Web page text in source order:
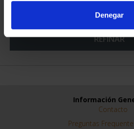
Denegar
REFINAR
Información
Contacto
Preguntas